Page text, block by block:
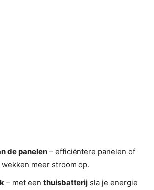
de panelen – efficiëntere panelen of
meer stroom op.
– met een thuisbatterij sla je energie